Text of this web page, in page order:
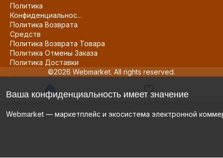
Политика
Конфиденциальнос...
Политика Возврата
Средств
Политика Возврата Товара
Политика Отмены Заказа
Политика Доставки
©2026 Webmarket. All rights reserved.
Ваша конфиденциальность имеет значение
Webmarket — маркетплейс и экосистема электронной